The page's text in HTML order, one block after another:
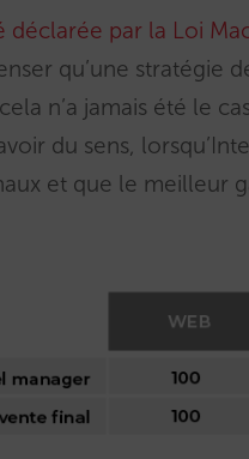
déclarée par la Loi
qu’une stratégie
n’a jamais été le
du sens,
et que le meilleur